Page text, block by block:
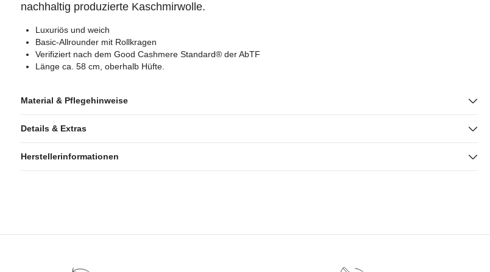
nachhaltig produzierte Kaschmirwolle.
Luxuriös und weich
Basic-Allrounder mit Rollkragen
Verifiziert nach dem Good Cashmere Standard® der AbTF
Länge ca. 58 cm, oberhalb Hüfte.
Material & Pflegehinweise
Details & Extras
Herstellerinformationen